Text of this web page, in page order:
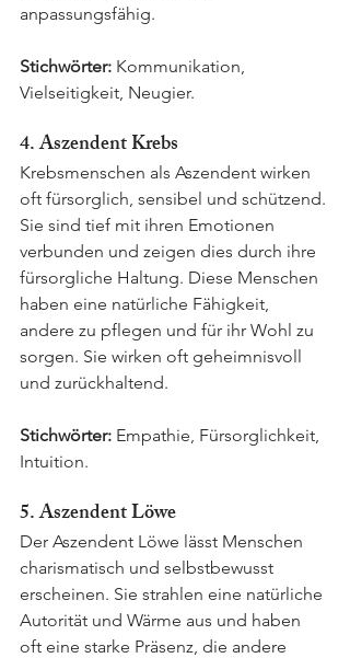
anpassungsfähig.
Stichwörter: Kommunikation,
Vielseitigkeit, Neugier.
4. Aszendent Krebs
Krebsmenschen als Aszendent wirken
oft fürsorglich, sensibel und schützend.
Sie sind tief mit ihren Emotionen
verbunden und zeigen dies durch ihre
fürsorgliche Haltung. Diese Menschen
haben eine natürliche Fähigkeit,
andere zu pflegen und für ihr Wohl zu
sorgen. Sie wirken oft geheimnisvoll
und zurückhaltend.
Stichwörter: Empathie, Fürsorglichkeit,
Intuition.
5. Aszendent Löwe
Der Aszendent Löwe lässt Menschen
charismatisch und selbstbewusst
erscheinen. Sie strahlen eine natürliche
Autorität und Wärme aus und haben
oft eine starke Präsenz, die andere